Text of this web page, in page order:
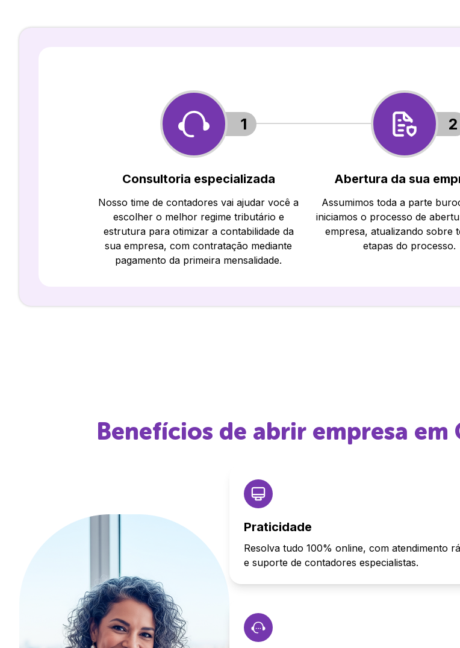
1
Consultoria especializada
Nosso time de contadores vai ajudar você a
escolher o melhor regime tributário e
estrutura para otimizar a contabilidade da
sua empresa, com contratação mediante
pagamento da primeira mensalidade.
2
Abertura da sua
Assumimos toda a parte
iniciamos o processo de
empresa, atualizando sobre
etapas do processo.
Benefícios de abrir empresa em
Praticidade
Resolva tudo 100% online, com atendimento
e suporte de contadores especialistas.